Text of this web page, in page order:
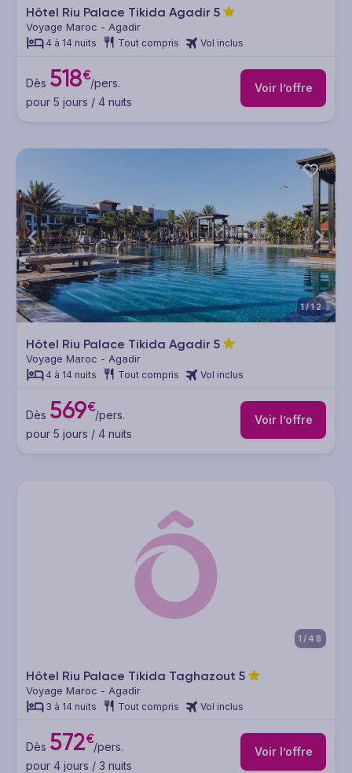
Hôtel Riu Palace Tikida Agadir 5
Voyage Maroc - Agadir
4 à 14 nuits Tout compris Vol inclus
Dès 518€/pers.
pour 5 jours / 4 nuits
Voir l’offre
1/12
Hôtel Riu Palace Tikida Agadir 5
Voyage Maroc - Agadir
4 à 14 nuits Tout compris Vol inclus
Dès 569€/pers.
pour 5 jours / 4 nuits
Voir l’offre
1/48
Hôtel Riu Palace Tikida Taghazout 5
Voyage Maroc - Agadir
3 à 14 nuits Tout compris Vol inclus
Dès 572€/pers.
pour 4 jours / 3 nuits
Voir l’offre